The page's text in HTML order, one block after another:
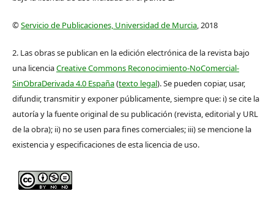
©Servicio de Publicaciones, Universidad de Murcia, 2018
2. Las obras se publican en la edición electrónica de la revista bajo
una licenciaCreative Commons Reconocimiento-NoComercial-
SinObraDerivada 4.0 España(texto legal). Se pueden copiar, usar,
difundir, transmitir y exponer públicamente, siempre que: i) se cite la
autoría y la fuente original de su publicación (revista, editorial y URL
de la obra); ii) no se usen para fines comerciales; iii) se mencione la
existencia y especificaciones de esta licencia de uso.